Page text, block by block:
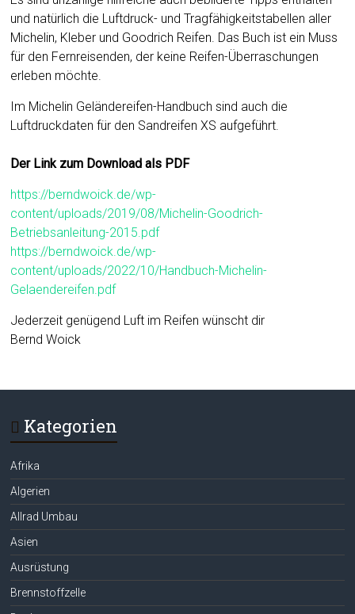
und natürlich die Luftdruck- und Tragfähigkeitstabellen aller
Michelin, Kleber und Goodrich Reifen. Das Buch ist ein Muss
für den Fernreisenden, der keine Reifen-Überraschungen
erleben möchte.
Im Michelin Geländereifen-Handbuch sind auch die
Luftdruckdaten für den Sandreifen XS aufgeführt.
Der Link zum Download als PDF
https://berndwoick.de/wp-
content/uploads/2019/08/Michelin-Goodrich-
Betriebsanleitung-2015.pdf
https://berndwoick.de/wp-
content/uploads/2022/10/Handbuch-Michelin-
Gelaendereifen.pdf
Jederzeit genügend Luft im Reifen wünscht dir
Bernd Woick
Kategorien
Afrika
Algerien
Allrad Umbau
Asien
Ausrüstung
Brennstoffzelle